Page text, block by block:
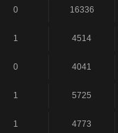
0 16336
1 4514
0 4041
1 5725
1 4773